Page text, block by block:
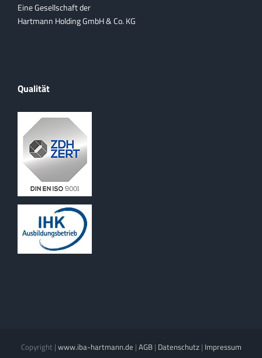
Eine Gesellschaft der
Hartmann Holding GmbH & Co. KG
Qualität
Copyright | www.iba-hartmann.de | AGB| Datenschutz| Impressum